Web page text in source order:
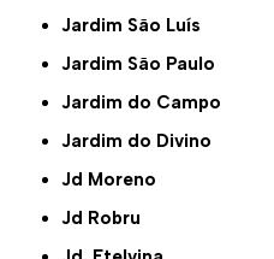
Jardim São Luís
Jardim São Paulo
Jardim do Campo
Jardim do Divino
Jd Moreno
Jd Robru